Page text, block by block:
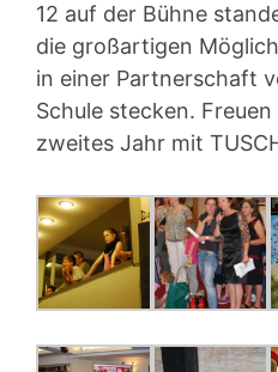
12 auf der Bühne
die großartigen
in einer Partnerschaft
Schule stecken.
zweites Jahr mit